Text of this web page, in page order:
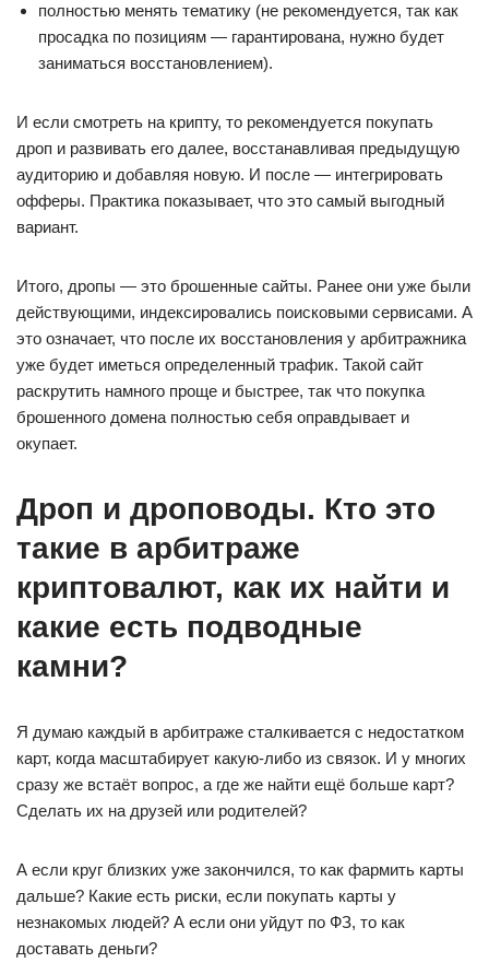
полностью менять тематику (не рекомендуется, так как
просадка по позициям — гарантирована, нужно будет
заниматься восстановлением).
И если смотреть на крипту, то рекомендуется покупать
дроп и развивать его далее, восстанавливая предыдущую
аудиторию и добавляя новую. И после — интегрировать
офферы. Практика показывает, что это самый выгодный
вариант.
Итого, дропы — это брошенные сайты. Ранее они уже были
действующими, индексировались поисковыми сервисами. А
это означает, что после их восстановления у арбитражника
уже будет иметься определенный трафик. Такой сайт
раскрутить намного проще и быстрее, так что покупка
брошенного домена полностью себя оправдывает и
окупает.
Дроп и дроповоды. Кто это
такие в арбитраже
криптовалют, как их найти и
какие есть подводные
камни?
Я думаю каждый в арбитраже сталкивается с недостатком
карт, когда масштабирует какую-либо из связок. И у многих
сразу же встаёт вопрос, а где же найти ещё больше карт?
Сделать их на друзей или родителей?
А если круг близких уже закончился, то как фармить карты
дальше? Какие есть риски, если покупать карты у
незнакомых людей? А если они уйдут по ФЗ, то как
доставать деньги?